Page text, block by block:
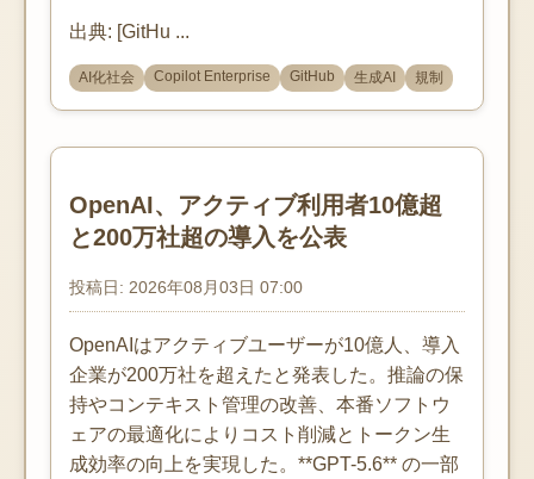
出典: [GitHu ...
AI化社会 Copilot Enterprise GitHub 生成AI 規制
OpenAI、アクティブ利用者10億超
と200万社超の導入を公表
投稿日: 2026年08月03日 07:00
OpenAIはアクティブユーザーが10億人、導入
企業が200万社を超えたと発表した。推論の保
持やコンテキスト管理の改善、本番ソフトウ
ェアの最適化によりコスト削減とトークン生
成効率の向上を実現した。**GPT-5.6** の一部